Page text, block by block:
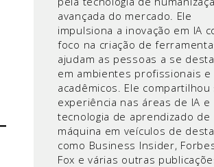
avançada do mercado. Ele
impulsiona a inovação em IA
foco na criação de
ajudam as pessoas a se
em ambientes profissionais e
acadêmicos. Ele compartilhou
experiência nas áreas de IA e
tecnologia de aprendizado de
máquina em veículos de
como Business Insider,
Fox e várias outras